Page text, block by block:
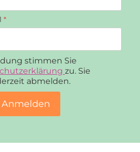
*
stimmen Sie
zu. Sie
abmelden.
Anmelden